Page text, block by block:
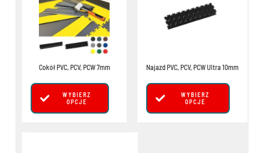
Cokół PVC, PCV, PCW 7mm
WYBIERZ
OPCJE
na stronie
Najazd PVC, PCV, PCW Ultra 10mm
WYBIERZ
OPCJE
wybrać